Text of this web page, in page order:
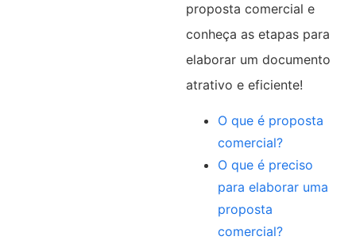
proposta comercial e
conheça as etapas para
elaborar um documento
atrativo e eficiente!
O que é proposta
comercial?
O que é preciso
para elaborar uma
proposta
comercial?